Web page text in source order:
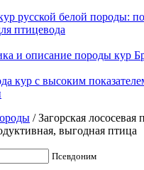
русской белой породы:
птицевода
и описание породы кур
кур с высоким
/Загорская лососевая
выгодная птица
Псевдоним